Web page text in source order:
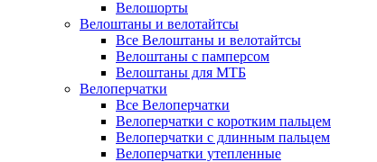
Велошорты
Велоштаны и велотайтсы
Все Велоштаны и велотайтсы
Велоштаны с памперсом
Велоштаны для МТБ
Велоперчатки
Все Велоперчатки
Велоперчатки с коротким пальцем
Велоперчатки с длинным пальцем
Велоперчатки утепленные